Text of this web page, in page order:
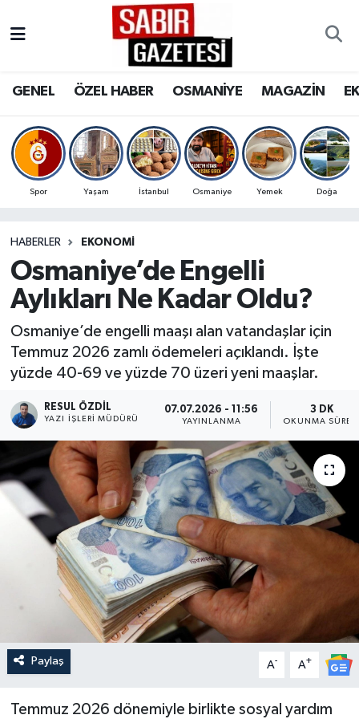
GENEL ÖZEL HABER OSMANİYE MAGAZİN
Spor Yaşam İstanbul Osmaniye Yemek Doğa
HABERLER EKONOMI
Osmaniye’de Engelli
Aylıkları Ne Kadar Oldu?
Osmaniye’de engelli maaşı alan vatandaşlar için
Temmuz 2026 zamlı ödemeleri açıklandı. İşte
yüzde 40-69 ve yüzde 70 üzeri yeni maaşlar.
RESUL ÖZDIL
YAZI İŞLERI MÜDÜRÜ
07.07.2026 - 11:56
YAYINLANMA
3 DK
OKUNMA
Paylaş A- A+
Temmuz 2026 dönemiyle birlikte sosyal yardım
OSMANİYE
MAGAZİN
SPOR
RESMİ İLANLAR
Osmaniye Nöbetçi Eczaneler
Osmaniye Trafik Yoğunluk Haritası
Süper Lig Puan Durumu ve Fikstür
Son Dakika Haberleri
Haber Arşivi